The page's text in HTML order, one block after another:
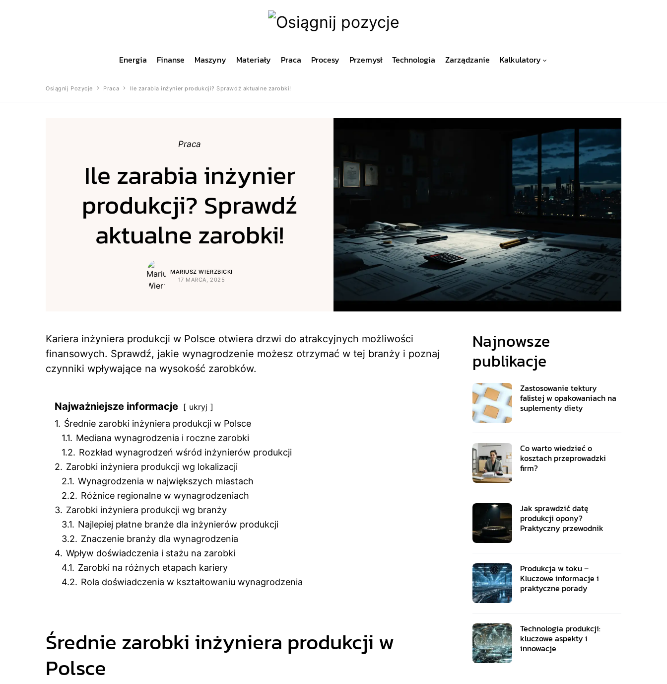
Energia Finanse Maszyny Materiały Praca Procesy Przemysł Technologia Zarządzanie Kalkulatory
Osiągnij Pozycje Praca Ile zarabia inżynier produkcji? Sprawdź aktualne zarobki!
Praca
Ile zarabia inżynier
produkcji? Sprawdź
aktualne zarobki!
MARIUSZ WIERZBICKI
17 MARCA, 2025
Kariera inżyniera produkcji w Polsce otwiera drzwi do atrakcyjnych możliwości
finansowych. Sprawdź, jakie wynagrodzenie możesz otrzymać w tej branży i poznaj
czynniki wpływające na wysokość zarobków.
Najważniejsze informacje ukryj
1. Średnie zarobki inżyniera produkcji w Polsce
1.1. Mediana wynagrodzenia i roczne zarobki
1.2. Rozkład wynagrodzeń wśród inżynierów produkcji
2. Zarobki inżyniera produkcji wg lokalizacji
2.1. Wynagrodzenia w największych miastach
2.2. Różnice regionalne w wynagrodzeniach
3. Zarobki inżyniera produkcji wg branży
3.1. Najlepiej płatne branże dla inżynierów produkcji
3.2. Znaczenie branży dla wynagrodzenia
4. Wpływ doświadczenia i stażu na zarobki
4.1. Zarobki na różnych etapach kariery
4.2. Rola doświadczenia w kształtowaniu wynagrodzenia
Średnie zarobki inżyniera produkcji w
Polsce
Najnowsze
publikacje
Zastosowanie tektury
falistej w opakowaniach na
suplementy diety
Co warto wiedzieć o
kosztach przeprowadzki
firm?
Jak sprawdzić datę
produkcji opony?
Praktyczny przewodnik
Produkcja w toku –
Kluczowe informacje i
praktyczne porady
Technologia produkcji:
kluczowe aspekty i
innowacje